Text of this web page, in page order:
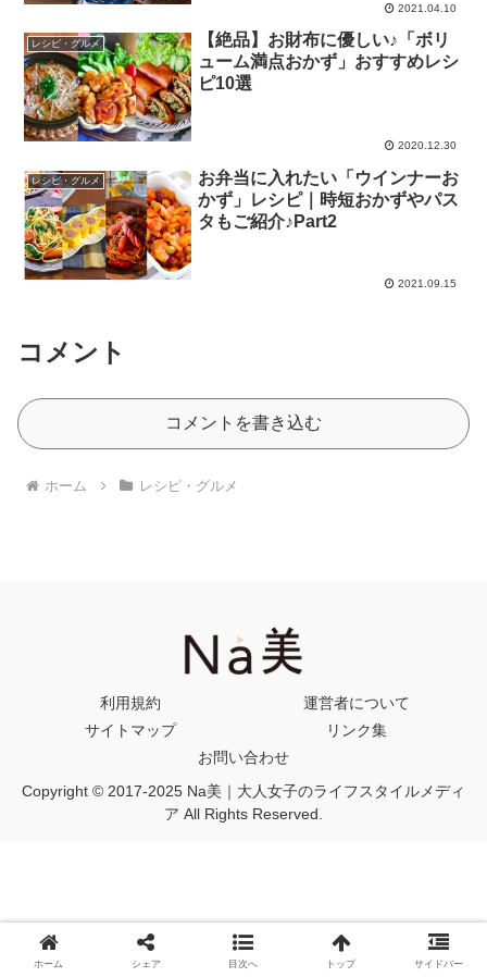
2021.04.10
レシピ・グルメ
【絶品】お財布に優しい♪「ボリ
ューム満点おかず」おすすめレシ
ピ10選
2020.12.30
レシピ・グルメ
お弁当に入れたい「ウインナーお
かず」レシピ｜時短おかずやパス
タもご紹介♪Part2
2021.09.15
コメント
コメントを書き込む
ホーム レシピ・グルメ
利用規約
運営者について
サイトマップ
リンク集
お問い合わせ
Copyright © 2017-2025 Na美｜大人女子のライフスタイルメディ
ア All Rights Reserved.
ホーム シェア 目次へ トップ サイドバー